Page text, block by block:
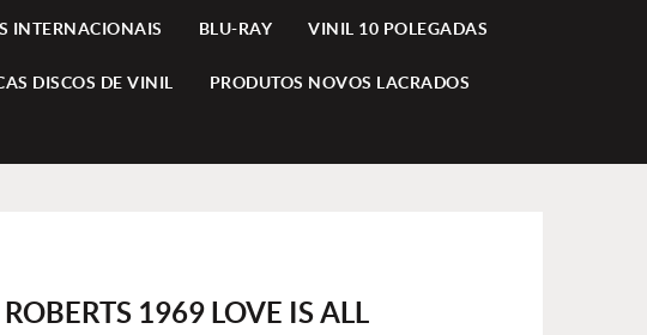
INTERNACIONAIS BLU-RAY VINIL 10 POLEGADAS
DISCOS DE VINIL PRODUTOS NOVOS LACRADOS
1969 LOVE IS ALL